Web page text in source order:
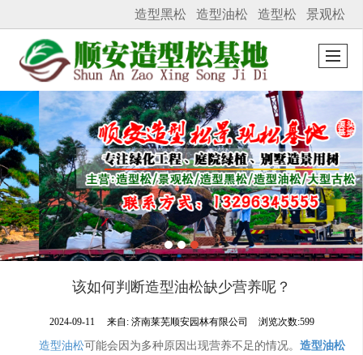
很遗憾，因您的浏览器版本过低导致无法获得最佳浏览体验，推荐下载安装谷歌浏览器！
造型黑松 造型油松 造型松 景观松
该如何判断造型油松缺少营养呢？
2024-09-11 来自: 济南莱芜顺安园林有限公司 浏览次数:599
造型油松可能会因为多种原因出现营养不足的情况。 造型油松